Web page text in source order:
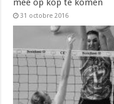
mee op kop te komen
31 octobre 2016